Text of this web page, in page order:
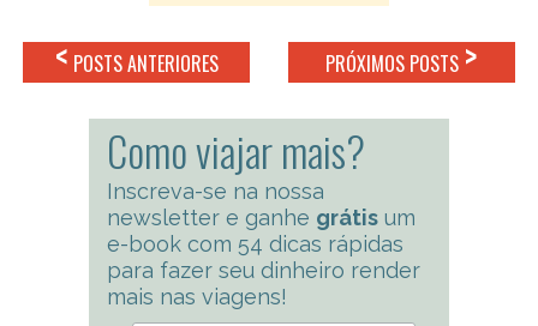
< POSTS ANTERIORES PRÓXIMOS POSTS>
Como viajar mais?
Inscreva-se na nossa
newsletter e ganhe grátis um
e-book com 54 dicas rápidas
para fazer seu dinheiro render
mais nas viagens!